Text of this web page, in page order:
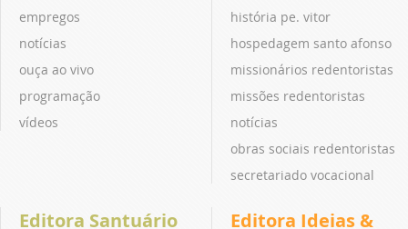
empregos
notícias
ouça ao vivo
programação
vídeos
história pe. vitor
hospedagem santo afonso
missionários redentoristas
missões redentoristas
notícias
obras sociais redentoristas
secretariado vocacional
Editora Santuário
Editora Ideias &